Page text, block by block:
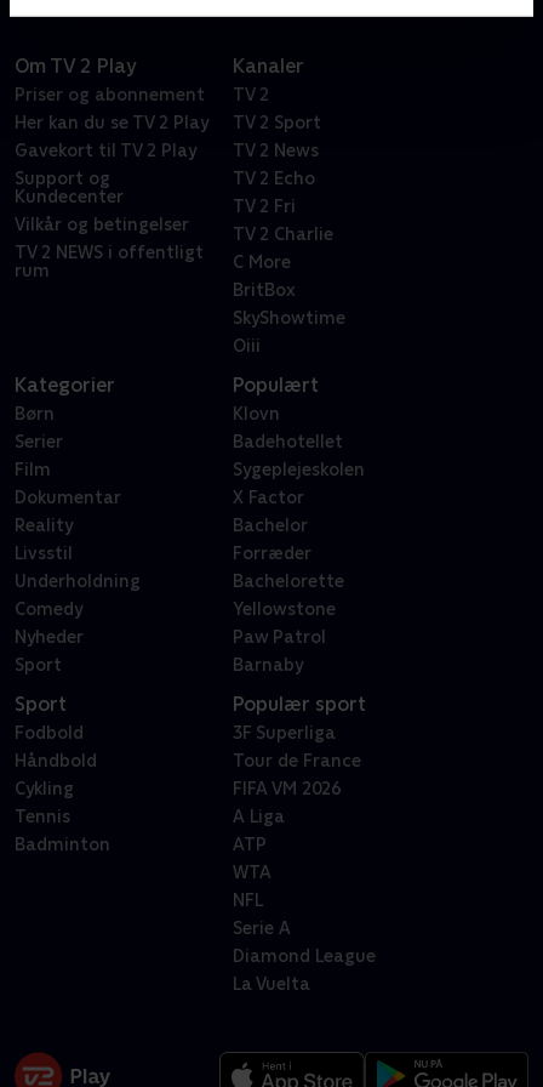
Om TV 2 Play
Priser og abonnement
Her kan du se TV 2 Play
Gavekort til TV 2 Play
Support og
Kundecenter
Vilkår og betingelser
TV 2 NEWS i offentligt
rum
Kanaler
TV 2
TV 2 Sport
TV 2 News
TV 2 Echo
TV 2 Fri
TV 2 Charlie
C More
BritBox
SkyShowtime
Oiii
Kategorier
Børn
Serier
Film
Dokumentar
Reality
Livsstil
Underholdning
Comedy
Nyheder
Sport
Populært
Klovn
Badehotellet
Sygeplejeskolen
X Factor
Bachelor
Forræder
Bachelorette
Yellowstone
Paw Patrol
Barnaby
Sport
Fodbold
Håndbold
Cykling
Tennis
Badminton
Populær sport
3F Superliga
Tour de France
FIFA VM 2026
A Liga
ATP
WTA
NFL
Serie A
Diamond League
La Vuelta